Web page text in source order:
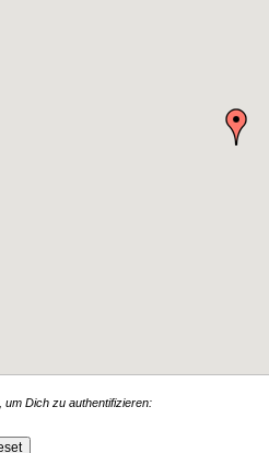
um Dich zu authentifizieren: